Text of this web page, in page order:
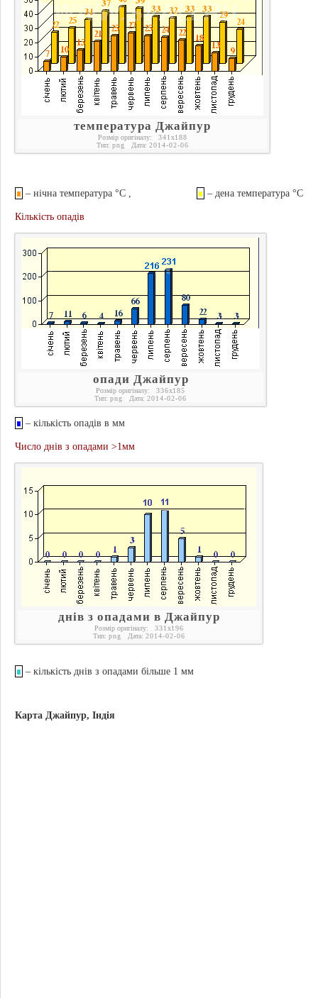
температура Джайпур
Розмір оригіналу: 341 x188
Тип: png Дата: 2014-02-06
∎ – нічна температура °С , ∎ – дена температура °С
Кількість опадів
опади Джайпур
Розмір оригіналу: 336x185
Тип: png Дата: 2014-02-06
∎ – кількість опадів в мм
Число днів з опадами >1мм
днів з опадами в Джайпур
Розмір оригіналу: 331 x196
Тип: png Дата: 2014-02-06
∎ – кількість днів з опадами більше 1 мм
Карта Джайпур, Індія